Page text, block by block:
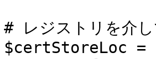
# レジストリを介
$certStoreLoc =